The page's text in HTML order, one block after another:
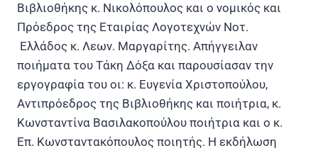
Βιβλιοθήκης κ. Νικολόπουλος και ο νομικός και
Πρόεδρος της Εταιρίας Λογοτεχνών Νοτ.
Ελλάδος κ. Λεων. Μαργαρίτης. Απήγγειλαν
ποιήματα του Τάκη Δόξα και παρουσίασαν την
εργογραφία του οι: κ. Ευγενία Χριστοπούλου,
Αντιπρόεδρος της Βιβλιοθήκης και ποιήτρια, κ.
Κωνσταντίνα Βασιλακοπούλου ποιήτρια και ο κ.
Επ. Κωνσταντακόπουλος ποιητής. Η εκδήλωση